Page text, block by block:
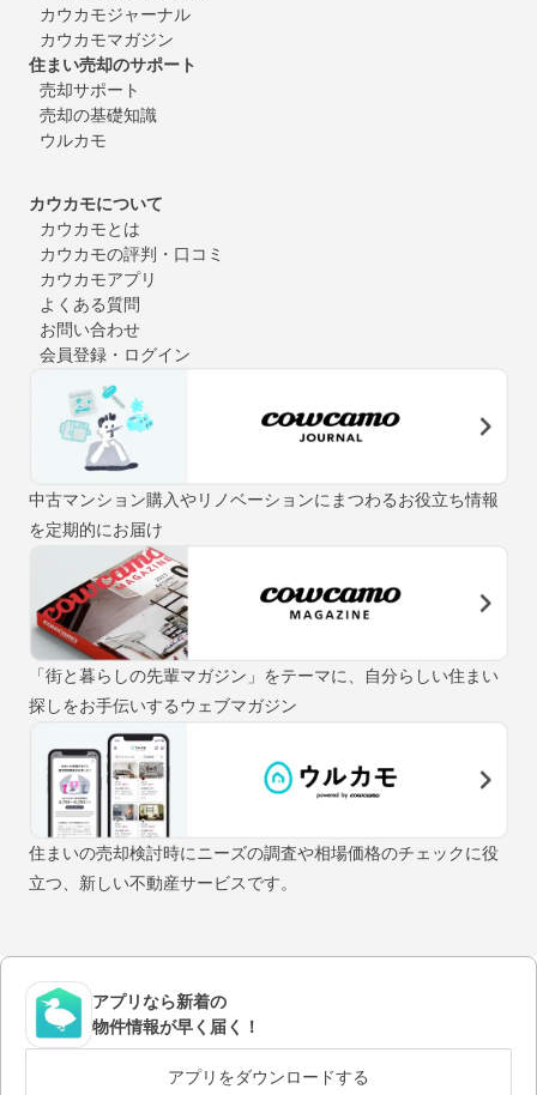
カウカモジャーナル
カウカモマガジン
住まい売却のサポート
売却サポート
売却の基礎知識
ウルカモ
カウカモについて
カウカモとは
カウカモの評判・口コミ
カウカモアプリ
よくある質問
お問い合わせ
会員登録・ログイン
中古マンション購入やリノベーションにまつわるお役立ち情報
を定期的にお届け
「街と暮らしの先輩マガジン」をテーマに、自分らしい住まい
探しをお手伝いするウェブマガジン
住まいの売却検討時にニーズの調査や相場価格のチェックに役
立つ、新しい不動産サービスです。
アプリなら新着の
物件情報が早く届く！
アプリをダウンロードする